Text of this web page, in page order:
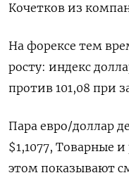
Кочетков из
На форексе тем
росту: индекс
против 101,08 при
Пара евро/доллар
$1,1077, Товарные
этом показывают